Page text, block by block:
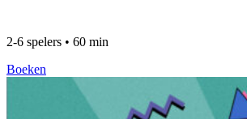
2-6 spelers • 60 min
Boeken